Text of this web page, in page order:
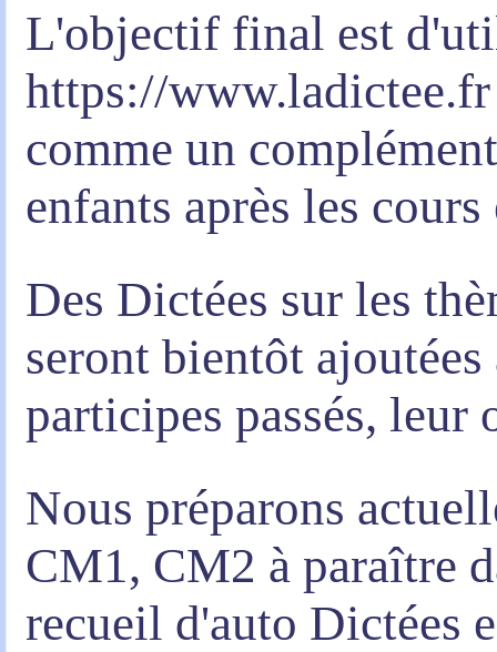
L'objectif final est
https://
comme un
enfants après les
Des Dictées sur les
seront bientôt
participes passés, leur
Nous préparons
CM1, CM2 à paraître
recueil d'auto Dictées